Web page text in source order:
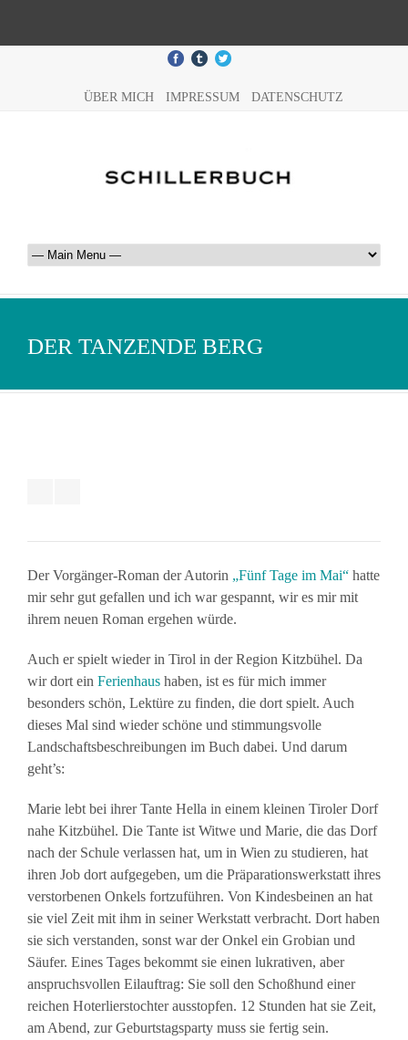
ÜBER MICH IMPRESSUM DATENSCHUTZ
DER TANZENDE BERG
Der Vorgänger-Roman der Autorin „Fünf Tage im Mai“ hatte
mir sehr gut gefallen und ich war gespannt, wir es mir mit
ihrem neuen Roman ergehen würde.
Auch er spielt wieder in Tirol in der Region Kitzbühel. Da
wir dort ein Ferienhaus haben, ist es für mich immer
besonders schön, Lektüre zu finden, die dort spielt. Auch
dieses Mal sind wieder schöne und stimmungsvolle
Landschaftsbeschreibungen im Buch dabei. Und darum
geht’s:
Marie lebt bei ihrer Tante Hella in einem kleinen Tiroler Dorf
nahe Kitzbühel. Die Tante ist Witwe und Marie, die das Dorf
nach der Schule verlassen hat, um in Wien zu studieren, hat
ihren Job dort aufgegeben, um die Präparationswerkstatt ihres
verstorbenen Onkels fortzuführen. Von Kindesbeinen an hat
sie viel Zeit mit ihm in seiner Werkstatt verbracht. Dort haben
sie sich verstanden, sonst war der Onkel ein Grobian und
Säufer. Eines Tages bekommt sie einen lukrativen, aber
anspruchsvollen Eilauftrag: Sie soll den Schoßhund einer
reichen Hoterlierstochter ausstopfen. 12 Stunden hat sie Zeit,
am Abend, zur Geburtstagsparty muss sie fertig sein.